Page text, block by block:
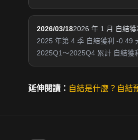
2026/03/182026 年 1 月 自結
2025 年第 4 季 自結獲利 -0.49
2025Q1～2025Q4 累計 自結獲
延伸閱讀： 自結是什麼？ 自結